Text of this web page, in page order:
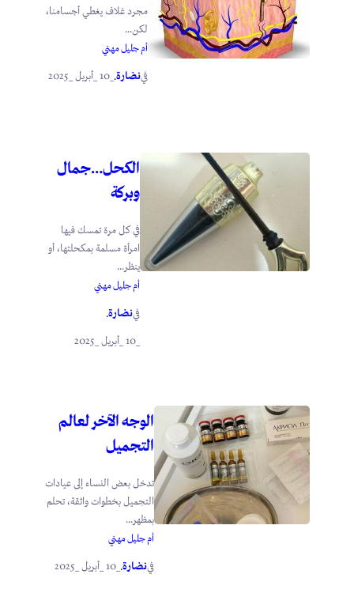
مجرد غلاف يغطي أجسامنا،
لكن...
أم جليل مهني
فينضارة.
الكحل…جمال
وبركة
في كل مرة تمسك فيها
امرأة مسلمة بمكحلتها، أو
ينظر...
أم جليل مهني
فينضارة.
_10 _أبريل _2025
الوجه الآخر لعالم
التجميل
تدخل بعض النساء إلى عيادات
التجميل بخطوات واثقة، تحلم
بمظهر...
أم جليل مهني
فينضارة. _10 _أبريل _2025